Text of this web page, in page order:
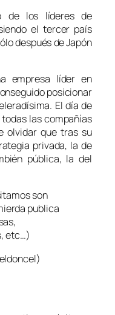
de los líderes de
el tercer país
después de Japón
empresa líder en
posicionar
El día de
las compañías
olvidar que tras su
privada, la de
pública, la del
son
publica
etc…)